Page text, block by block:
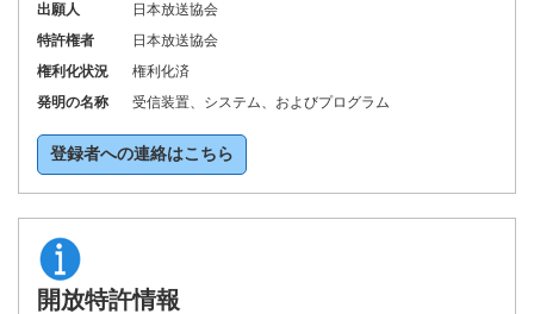
出願人
日本放送協会
特許権者
日本放送協会
権利化状況
権利化済
発明の名称
受信装置、システム、およびプログラム
登録者への連絡はこちら
開放特許情報